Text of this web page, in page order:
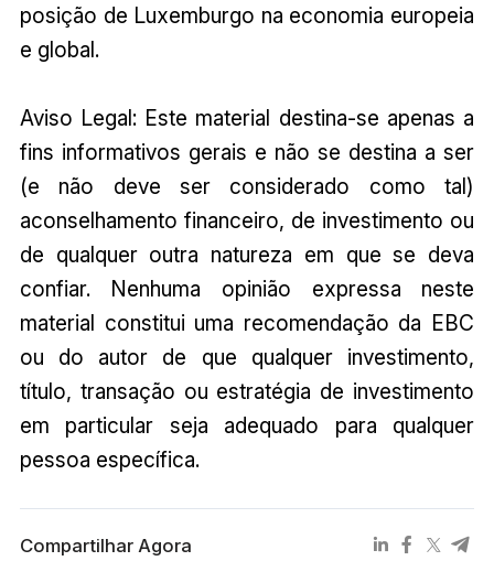
posição de Luxemburgo na economia europeia
e global.
Aviso Legal: Este material destina-se apenas a
fins informativos gerais e não se destina a ser
(e não deve ser considerado como tal)
aconselhamento financeiro, de investimento ou
de qualquer outra natureza em que se deva
confiar. Nenhuma opinião expressa neste
material constitui uma recomendação da EBC
ou do autor de que qualquer investimento,
título, transação ou estratégia de investimento
em particular seja adequado para qualquer
pessoa específica.
Compartilhar Agora